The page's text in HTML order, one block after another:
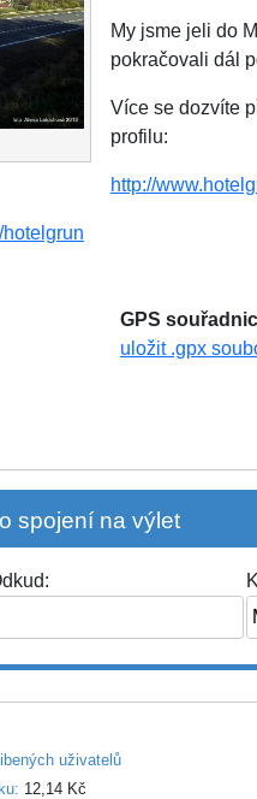
My jsme jeli do
pokračovali dál
Více se dozvíte
profilu:
http://
GPS
uložit .gpx
spojení na výlet
uživatelů
12,14 Kč